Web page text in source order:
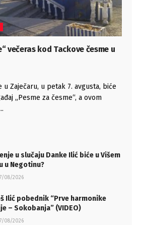
večeras kod Tackove česme u
u Zaječaru, u petak 7. avgusta, biće
„Pesme za česme“, a ovom
u slučaju Danke Ilić biće u Višem
u Negotinu?
08/2026
Ilić pobednik “Prve harmonike
– Sokobanja” (VIDEO)
08/2026